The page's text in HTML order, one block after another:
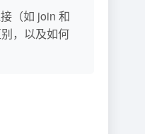
（如 join 和
，以及如何